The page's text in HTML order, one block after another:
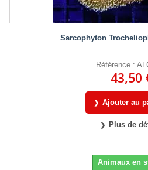
Sarcophyton
Référence :
43,50
Ajouter au
Plus de
Animaux en